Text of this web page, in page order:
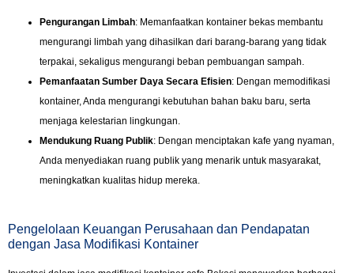
Pengurangan Limbah: Memanfaatkan kontainer bekas membantu
mengurangi limbah yang dihasilkan dari barang-barang yang tidak
terpakai, sekaligus mengurangi beban pembuangan sampah.
Pemanfaatan Sumber Daya Secara Efisien: Dengan memodifikasi
kontainer, Anda mengurangi kebutuhan bahan baku baru, serta
menjaga kelestarian lingkungan.
Mendukung Ruang Publik: Dengan menciptakan kafe yang nyaman,
Anda menyediakan ruang publik yang menarik untuk masyarakat,
meningkatkan kualitas hidup mereka.
Pengelolaan Keuangan Perusahaan dan Pendapatan
dengan Jasa Modifikasi Kontainer